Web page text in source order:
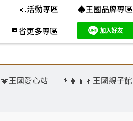
📣活動專區 ♠王國品牌專區
📆省更多專區
💗王國愛心站 👨‍👩‍👧‍👦王國親子館